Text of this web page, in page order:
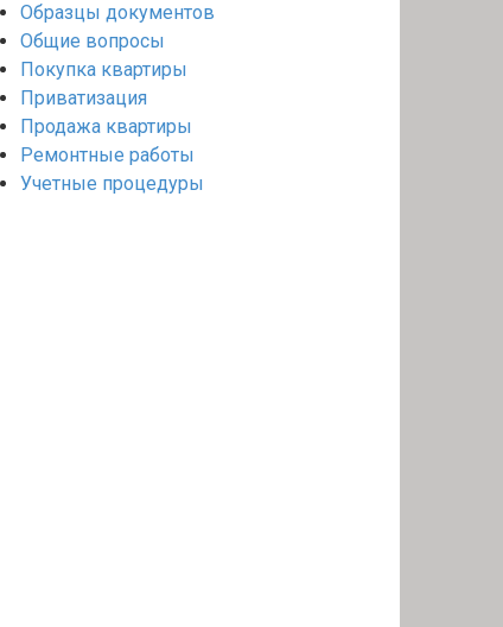
Образцы документов
Общие вопросы
Покупка квартиры
Приватизация
Продажа квартиры
Ремонтные работы
Учетные процедуры